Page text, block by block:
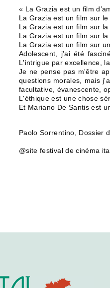
« La Grazia est un film
La Grazia est un film sur le
La Grazia est un film sur la
La Grazia est un film sur la
La Grazia est un film sur
Adolescent, j'ai été
L'intrigue par excellence,
Je ne pense pas m'être
questions morales, mais
facultative, évanescente,
L'éthique est une chose
Et Mariano De Santis est
Paolo Sorrentino, Dossier
@site festival de cinéma